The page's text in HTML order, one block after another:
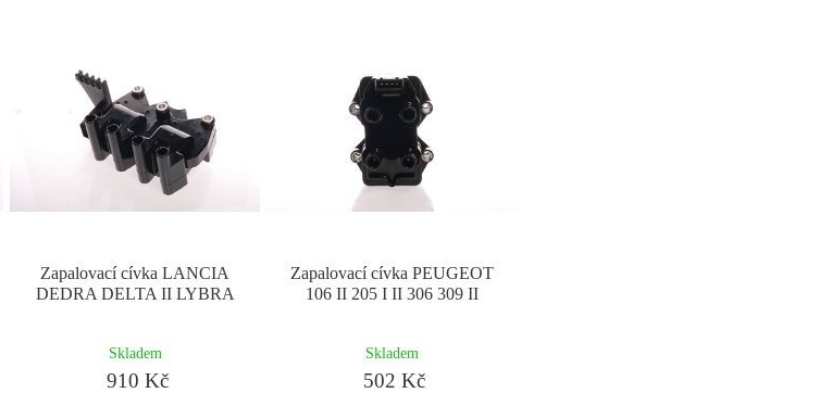
Zapalovací cívka LANCIA
DEDRA DELTA II LYBRA
Skladem
910 Kč
Zapalovací cívka PEUGEOT
106 II 205 I II 306 309 II
Skladem
502 Kč